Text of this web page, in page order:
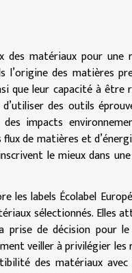
des matériaux pour une
l’origine des matières
que leur capacité à être
des outils
impacts
de matières et
le mieux dans
les labels Écolabel
sélectionnés. Elles
de décision pour le
veiller à privilégier les
des matériaux avec